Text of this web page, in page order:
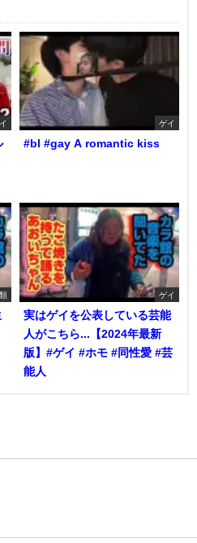
ゲイ
#bl #gay A romantic kiss
ゲイ
実はゲイを公表している芸能
人がこちら...【2024年最新
版】#ゲイ #ホモ #同性愛 #芸
能人